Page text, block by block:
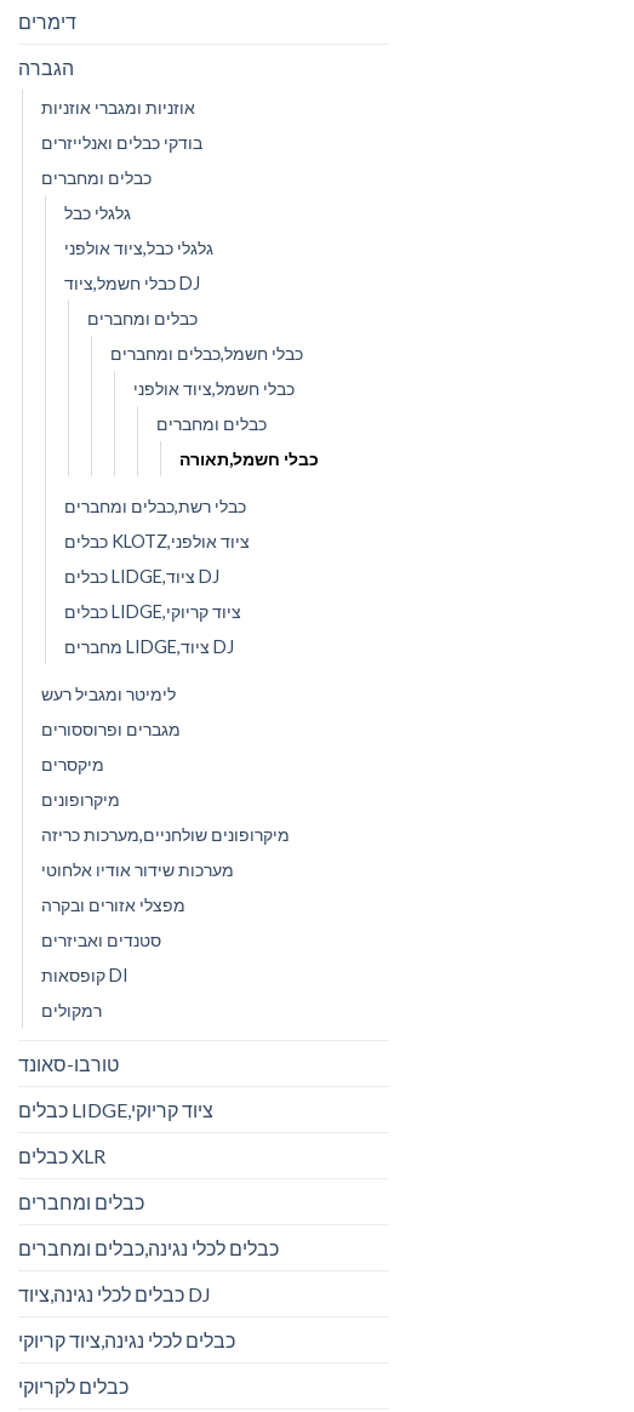
דימרים
הגברה
אוזניות ומגברי אוזניות
בודקי כבלים ואנלייזרים
כבלים ומחברים
גלגלי כבל
גלגלי כבל,ציוד אולפני
כבלי חשמל,ציוד DJ
כבלים ומחברים
כבלי חשמל,כבלים ומחברים
כבלי חשמל,ציוד אולפני
כבלים ומחברים
כבלי חשמל,תאורה
כבלי רשת,כבלים ומחברים
כבלים KLOTZ,ציוד אולפני
כבלים LIDGE,ציוד DJ
כבלים LIDGE,ציוד קריוקי
מחברים LIDGE,ציוד DJ
לימיטר ומגביל רעש
מגברים ופרוססורים
מיקסרים
מיקרופונים
מיקרופונים שולחניים,מערכות כריזה
מערכות שידור אודיו אלחוטי
מפצלי אזורים ובקרה
סטנדים ואביזרים
קופסאות DI
רמקולים
טורבו-סאונד
כבלים LIDGE,ציוד קריוקי
כבלים XLR
כבלים ומחברים
כבלים לכלי נגינה,כבלים ומחברים
כבלים לכלי נגינה,ציוד DJ
כבלים לכלי נגינה,ציוד קריוקי
כבלים לקריוקי